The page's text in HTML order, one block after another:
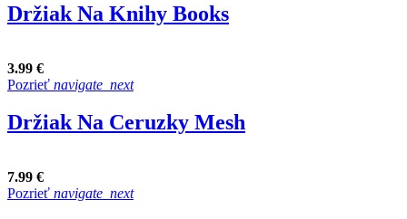
Držiak Na Knihy Books
3.99 €
Pozrieť navigate_next
Držiak Na Ceruzky Mesh
7.99 €
Pozrieť navigate_next